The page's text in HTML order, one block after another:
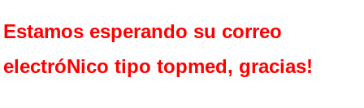
Estamos esperando su correo
electróNico tipo topmed, gracias!